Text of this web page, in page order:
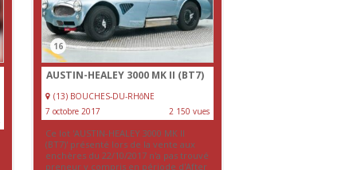
16
AUSTIN-HEALEY 3000 MK II (BT7)
(13) BOUCHES-DU-RHôNE
7 octobre 2017
2 150 vues
Ce lot 'AUSTIN-HEALEY 3000 MK II
(BT7)' présenté lors de la vente aux
enchères du 22/10/2017 n'a pas trouvé
preneur y compris en période d'After